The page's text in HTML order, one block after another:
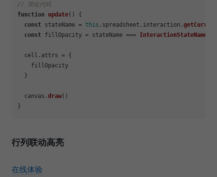
// 简化代码
function
update( ) {
const stateName = this . spreadsheet . interaction .
const fillOpacity = stateName === InteractionStateName
  cell.
attrs = {
    fillOpacity
  }
  canvas.
draw()
行列联动高亮
在线体验